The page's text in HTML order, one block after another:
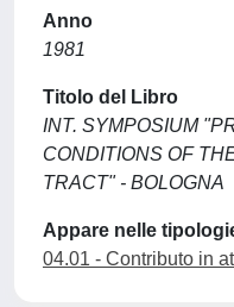
Anno
1981
Titolo del Libro
INT. SYMPOSIUM
CONDITIONS OF
TRACT" - BOLOGNA
Appare nelle
04.01 - Contributo in